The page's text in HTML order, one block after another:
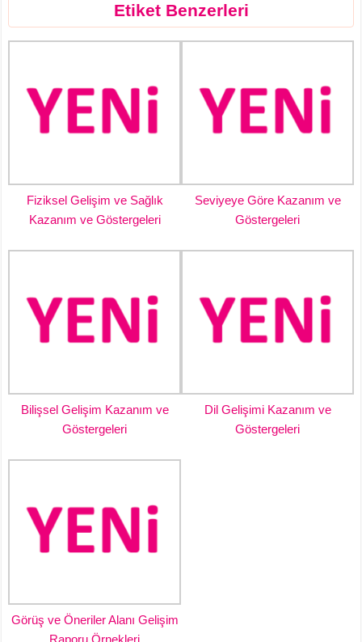
Etiket Benzerleri
Fiziksel Gelişim ve Sağlık
Kazanım ve Göstergeleri
Seviyeye Göre Kazanım ve
Göstergeleri
Bilişsel Gelişim Kazanım ve
Göstergeleri
Dil Gelişimi Kazanım ve
Göstergeleri
Görüş ve Öneriler Alanı Gelişim
Raporu Örnekleri